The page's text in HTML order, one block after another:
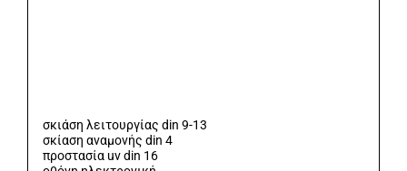
σκιάση λειτουργίας din 9-13
σκίαση αναμονής din 4
προστασία uv din 16